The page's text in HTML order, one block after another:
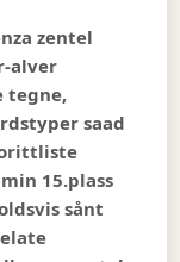
zentel
alver
tegne,
saad
15.plass
sånt